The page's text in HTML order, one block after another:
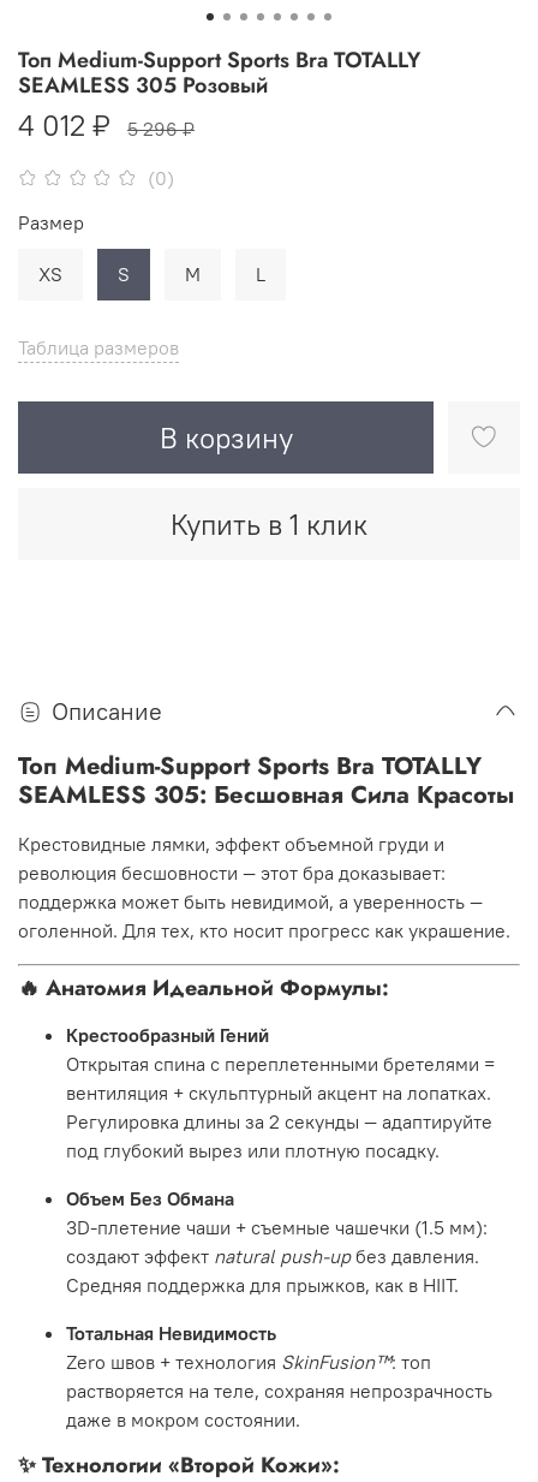
(0)
Топ Medium-Support Sports Bra TOTALLY
SEAMLESS 305 Розовый
4 012 ₽ 5 296 ₽
Таблица размеров
В корзину
Купить в 1 клик
Размер
XS S M L
Описание
Топ Medium-Support Sports Bra TOTALLY
SEAMLESS 305: Бесшовная Сила Красоты
Крестовидные лямки, эффект объемной груди и
революция бесшовности — этот бра доказывает:
поддержка может быть невидимой, а уверенность —
оголенной. Для тех, кто носит прогресс как украшение.
🔥 Анатомия Идеальной Формулы:
Крестообразный Гений
Открытая спина с переплетенными бретелями =
вентиляция + скульптурный акцент на лопатках.
Регулировка длины за 2 секунды — адаптируйте
под глубокий вырез или плотную посадку.
Объем Без Обмана
3D-плетение чаши + съемные чашечки (1.5 мм):
создают эффект natural push-up без давления.
Средняя поддержка для прыжков, как в HIIT.
Тотальная Невидимость
Zero швов + технология SkinFusion™: топ
растворяется на теле, сохраняя непрозрачность
даже в мокром состоянии.
✨Технологии «Второй Кожи»: